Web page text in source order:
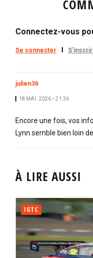
Connectez-vous
Se connecter
julien36
18 MAI. 2026 • 21:36
Encore une fois, vos
Lynn semble bien loin
À LIRE AUSSI
IGTC